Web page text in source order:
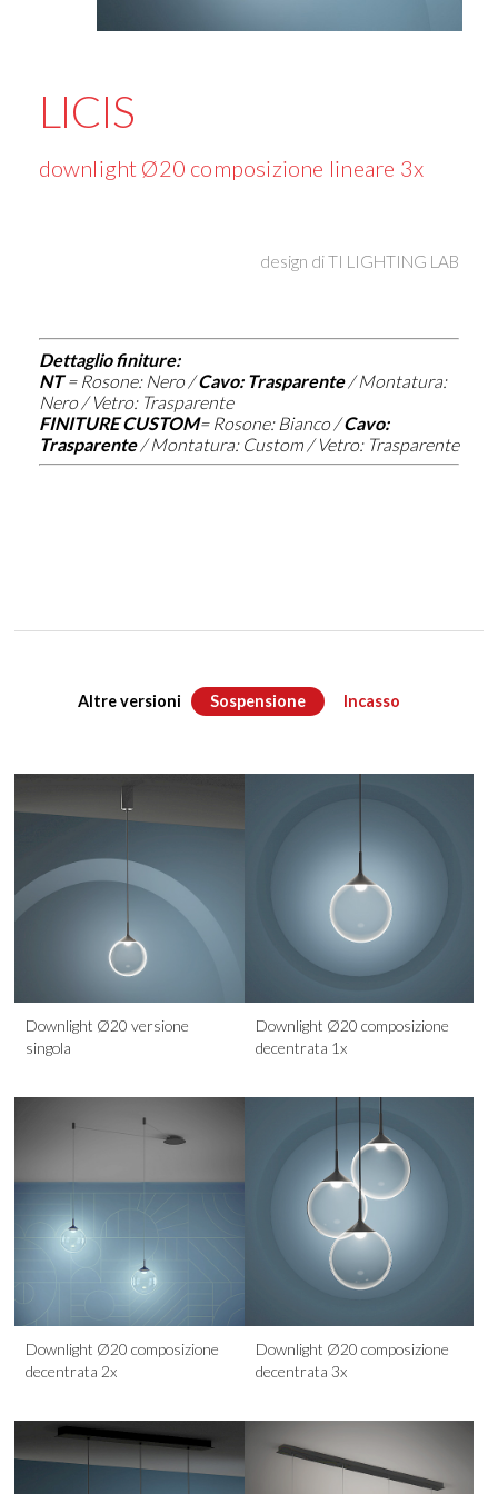
LICIS
downlight Ø20 composizione lineare 3x
design diTI LIGHTING LAB
Dettaglio finiture:
NT= Rosone: Nero /Cavo: Trasparente/ Montatura:
Nero / Vetro: Trasparente
FINITURE CUSTOM= Rosone: Bianco /Cavo:
Trasparente/ Montatura: Custom / Vetro: Trasparente